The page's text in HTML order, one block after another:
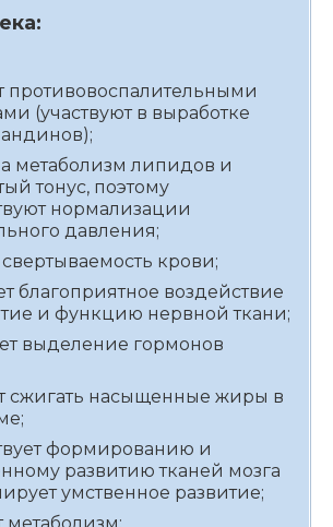
противовоспалительными
(участвуют в выработке
метаболизм липидов и
тонус, поэтому
нормализации
давления;
крови;
благоприятное воздействие
и функцию нервной ткани;
выделение гормонов
сжигать насыщенные жиры в
формированию и
развитию тканей мозга
умственное развитие;